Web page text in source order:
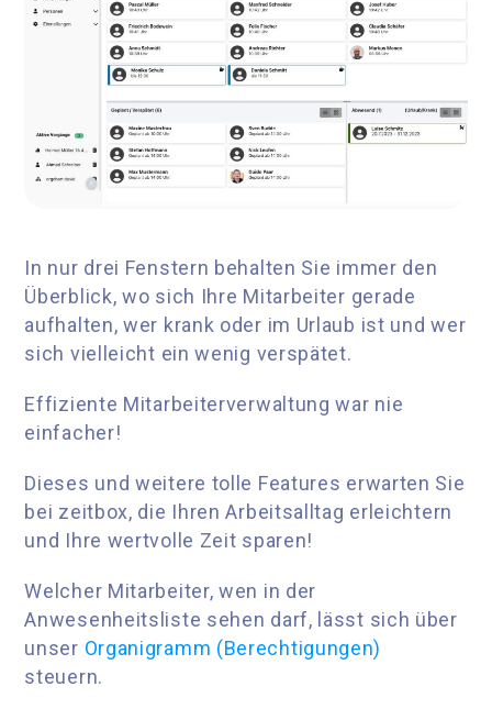
In nur drei Fenstern behalten Sie immer den
Überblick, wo sich Ihre Mitarbeiter gerade
aufhalten, wer krank oder im Urlaub ist und wer
sich vielleicht ein wenig verspätet.
Effiziente Mitarbeiterverwaltung war nie
einfacher!
Dieses und weitere tolle Features erwarten Sie
bei zeitbox, die Ihren Arbeitsalltag erleichtern
und Ihre wertvolle Zeit sparen!
Welcher Mitarbeiter, wen in der
Anwesenheitsliste sehen darf, lässt sich über
unser Organigramm (Berechtigungen)
steuern.